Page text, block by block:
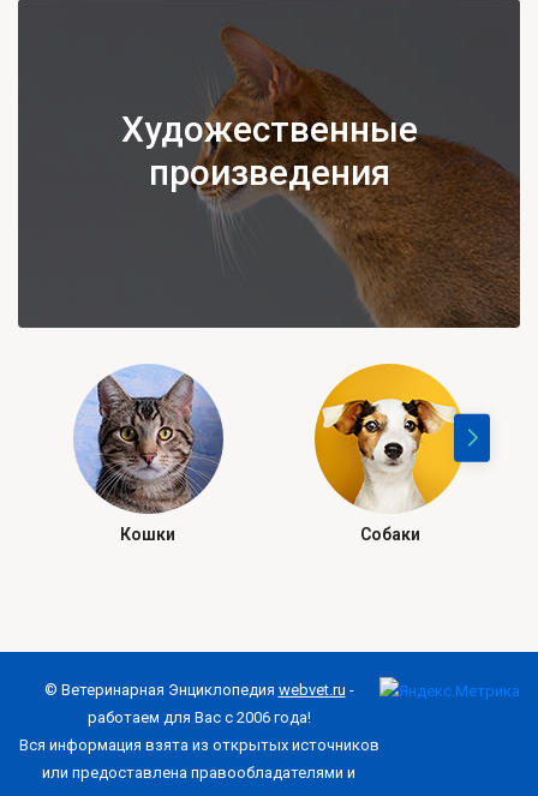
Художественные
произведения
Кошки Собаки
© Ветеринарная Энциклопедия webvet.ru -
работаем для Вас с 2006 года!
Вся информация взята из открытых источников
или предоставлена правообладателями и